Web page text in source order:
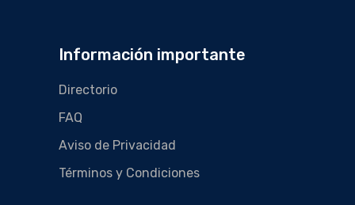
Información importante
Directorio
FAQ
Aviso de Privacidad
Términos y Condiciones